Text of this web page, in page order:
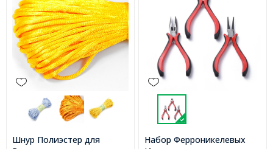
Шнур Полиэстер для
Набор Ферроникелевых